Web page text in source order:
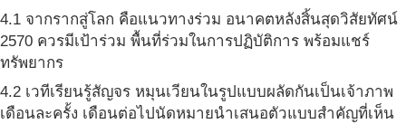
4.1 จากรากสู่โลก คือแนวทางร่วม อนาคตหลังสิ้นสุดวิสัยทัศน์
2570 ควรมีเป้าร่วม พื้นที่ร่วมในการปฏิบัติการ พร้อมแชร์
ทรัพยากร
4.2 เวทีเรียนรู้สัญจร หมุนเวียนในรูปแบบผลัดกันเป็นเจ้าภาพ
เดือนละครั้ง เดือนต่อไปนัดหมายนำเสนอตัวแบบสำคัญที่เห็น